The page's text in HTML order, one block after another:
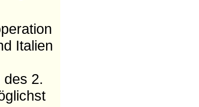
Italien
2.